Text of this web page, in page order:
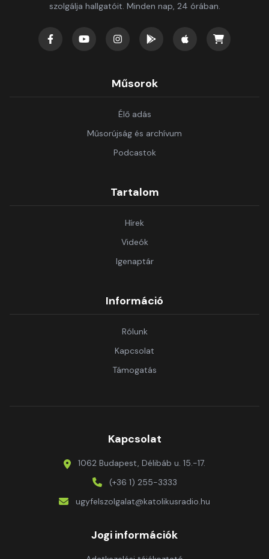
szolgálja hallgatóit. Minden nap, 24 órában.
Műsorok
Élő adás
Műsorújság és archívum
Podcastok
Tartalom
Hírek
Videók
Igenaptár
Információ
Rólunk
Kapcsolat
Támogatás
Kapcsolat
1062 Budapest, Délibáb u. 15.-17.
(+36 1) 255-3333
ugyfelszolgalat@katolikusradio.hu
Jogi információk